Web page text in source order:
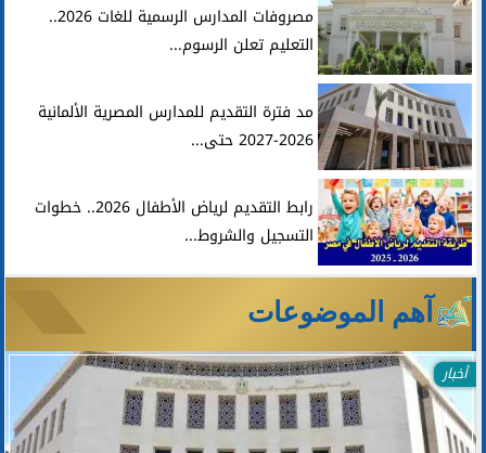
مصروفات المدارس الرسمية للغات 2026..
التعليم تعلن الرسوم...
مد فترة التقديم للمدارس المصرية الألمانية
2026-2027 حتى...
رابط التقديم لرياض الأطفال 2026.. خطوات
التسجيل والشروط...
آهم الموضوعات
أخبار